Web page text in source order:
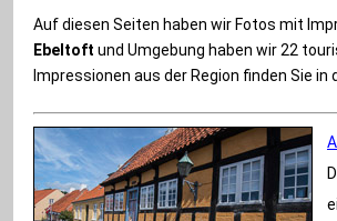
Auf diesen Seiten haben wir Fotos mit
Ebeltoft und Umgebung haben wir 22
Impressionen aus der Region finden Sie in